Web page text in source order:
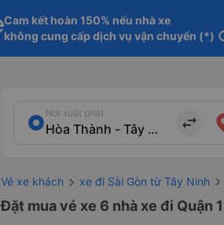
Cam kết hoàn 150% nếu nhà xe
không cung cấp dịch vụ vận chuyển (*)
Nơi xuất phát
import_export
Vé xe khách xe đi Sài Gòn từ Tây Ninh
Đặt mua vé xe 6 nhà xe đi Quận